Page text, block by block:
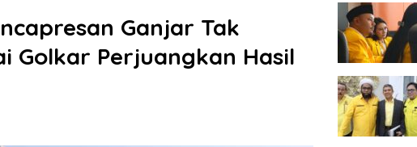
Ganjar Tak
Golkar Perjuangkan Hasil